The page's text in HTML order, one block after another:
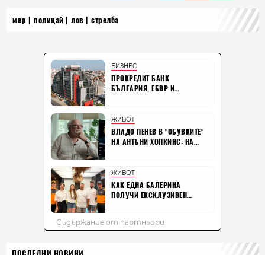
мвр полицай лов стрелба